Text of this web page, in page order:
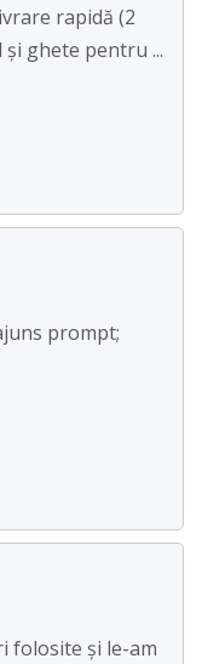
rapidă (2
ghete pentru ...
prompt;
folosite și le-am